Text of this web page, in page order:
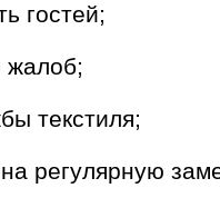
гостей;
жалоб;
текстиля;
регулярную